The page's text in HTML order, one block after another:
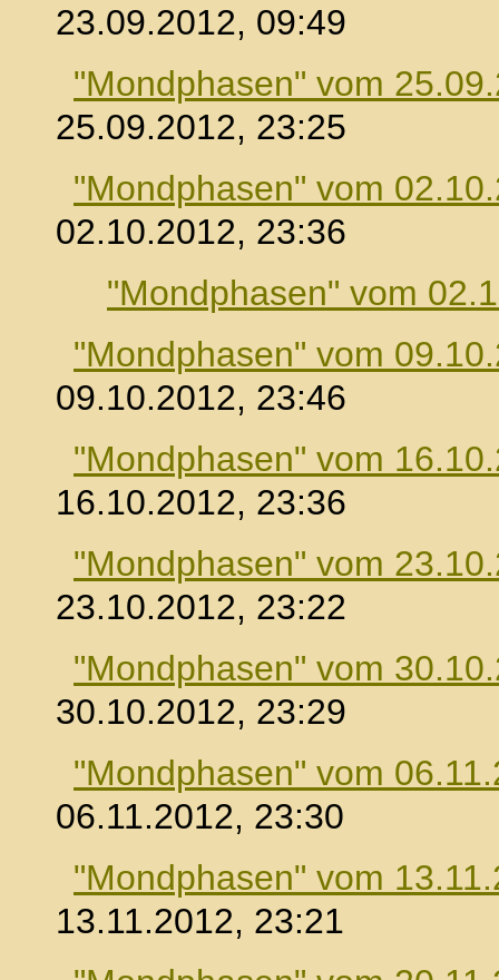
23.09.2012, 09:49
"Mondphasen" vom
25.09.2012, 23:25
"Mondphasen" vom
02.10.2012, 23:36
"Mondphasen" vom
"Mondphasen" vom
09.10.2012, 23:46
"Mondphasen" vom
16.10.2012, 23:36
"Mondphasen" vom
23.10.2012, 23:22
"Mondphasen" vom
30.10.2012, 23:29
"Mondphasen" vom
06.11.2012, 23:30
"Mondphasen" vom
13.11.2012, 23:21